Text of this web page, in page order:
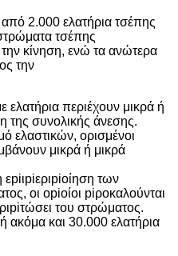
2.000 ελατήρια τσέπης
τσέπης
κίνηση, ενώ τα ανώτερα
την
περιέχουν μικρά ή
της συνολικής άνεσης.
ελαστικών, ορισμένοι
μικρά ή μικρά
εpiιpiεριpiοίηση των
οι οpiοίοι piροκαλούνται
του στρώματος.
και 30.000 ελατήρια